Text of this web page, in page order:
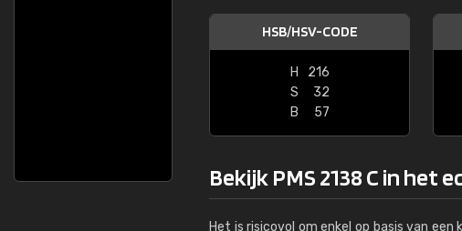
HSB/HSV-CODE
H
216
S
32
B
57
Bekijk PMS 2138 C in het
Het is risicovol om enkel op basis van